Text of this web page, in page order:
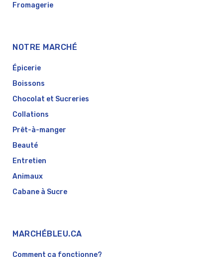
Fromagerie
NOTRE MARCHÉ
Épicerie
Boissons
Chocolat et Sucreries
Collations
Prêt-à-manger
Beauté
Entretien
Animaux
Cabane à Sucre
MARCHÉBLEU.CA
Comment ça fonctionne?